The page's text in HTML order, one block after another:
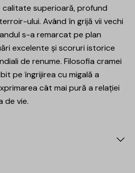
superioară, profund
ului. Având în grijă vii vechi
s-a remarcat pe plan
excelente și scoruri istorice
de renume. Filosofia cramei
pe îngrijirea cu migală a
cât mai pură a relației
de vie.